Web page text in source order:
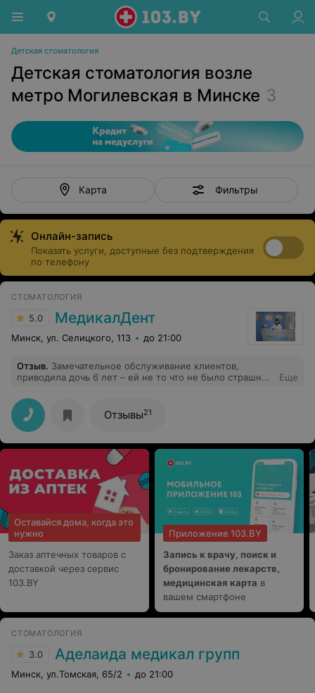
Детская стоматология
Детская стоматология возле
метро Могилевская в Минске 3
Карта Фильтры
Онлайн-запись
Показать услуги, доступные без подтверждения
по телефону
СТОМАТОЛОГИЯ
5.0 МедикалДент
Минск, ул. Селицкого, 113 до 21:00
Отзыв. Замечательное обслуживание клиентов,
приводила дочь 6 лет – ей не то что не было страшно,
отдельное спасибо лечащему врачу Пархомчик Е.В.,
очень милая в общении и профессионал своего дела.
Спасибо всем сотрудникам клиники, все очень
доброжелательны и отзывчивы.
Еще
Отзывы21
Оставайся дома, когда это
нужно
Заказ аптечных товаров с
доставкой через сервис
103.BY
Приложение 103.BY
Запись к врачу, поиск и
бронирование лекарств,
медицинская карта в
вашем смартфоне
СТОМАТОЛОГИЯ
3.0 Аделаида медикал групп
Минск, ул.Томская, 65/2 до 21:00